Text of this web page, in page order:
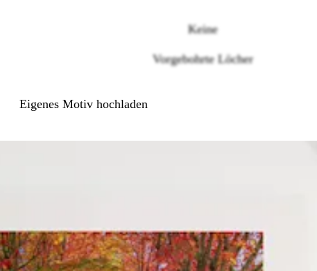
Keine
Vorgebohrte Löcher
Eigenes Motiv hochladen